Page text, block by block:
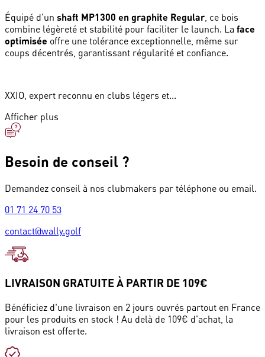
Équipé d'un shaft MP1300 en graphite Regular, ce bois
combine légèreté et stabilité pour faciliter le launch. La face
optimisée offre une tolérance exceptionnelle, même sur
coups décentrés, garantissant régularité et confiance.
XXIO, expert reconnu en clubs légers et...
Afficher plus
Besoin de conseil ?
Demandez conseil à nos clubmakers par téléphone ou email.
01 71 24 70 53
contact@wally.golf
LIVRAISON GRATUITE À PARTIR DE 109€
Bénéficiez d'une livraison en 2 jours ouvrés partout en France
pour les produits en stock ! Au delà de 109€ d'achat, la
livraison est offerte.